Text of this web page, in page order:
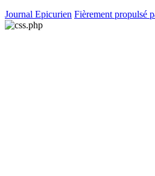
Journal Epicurien Fièrement propulsé